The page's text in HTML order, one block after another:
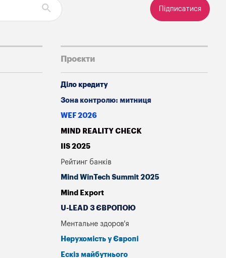
Підписатися
Проєкти
Діло кредиту
Зона контролю: митниця
WEF 2026
MIND REALITY CHECK
IIS 2025
Рейтинг банків
Mind WinTech Summit 2025
Mind Export
U-LEAD З ЄВРОПОЮ
Ментальне здоров'я
Нерухомість у Європі
Ескіз майбутнього